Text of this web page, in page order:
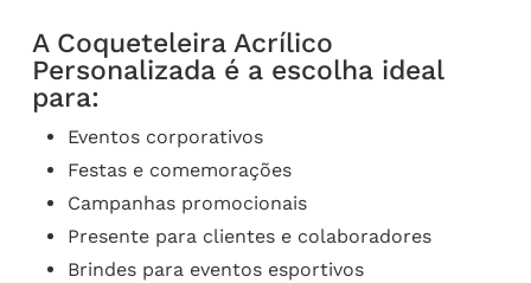
A Coqueteleira Acrílico
Personalizada é a escolha ideal
para:
Eventos corporativos
Festas e comemorações
Campanhas promocionais
Presente para clientes e colaboradores
Brindes para eventos esportivos